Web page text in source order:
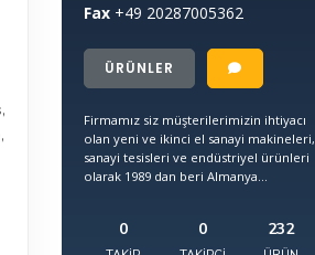
,
,
Fax +49 20287005362
ÜRÜNLER
Firmamız siz müşterilerimizin ihtiyacı
olan yeni ve ikinci el sanayi makineleri,
sanayi tesisleri ve endüstriyel ürünleri
olarak 1989 dan beri Almanya...
0 0 232